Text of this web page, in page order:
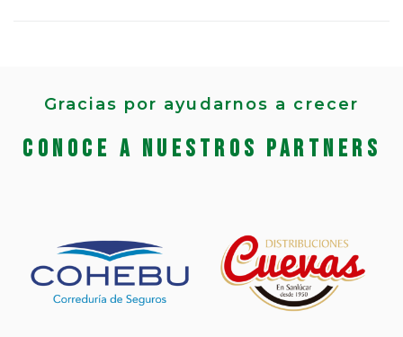
Gracias por ayudarnos a crecer
Conoce a nuestros partners